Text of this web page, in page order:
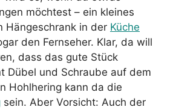
möchtest – ein kleines
Hängeschrank in der Küche
den Fernseher. Klar, da will
dass das gute Stück
Dübel und Schraube auf dem
Hohlhering kann da die
sein. Aber Vorsicht: Auch der